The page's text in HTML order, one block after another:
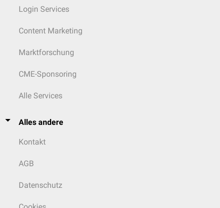
Login Services
Content Marketing
Marktforschung
CME-Sponsoring
Alle Services
Alles andere
Kontakt
AGB
Datenschutz